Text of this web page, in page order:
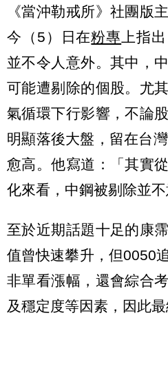
《當沖勒戒所》社團版
今（5）日在粉專 上指
並不令人意外。其中，
可能遭剔除的個股。尤
氣循環下行影響，不論
明顯落後大盤，留在台
愈高。他寫道：「其實
化來看，中鋼被剔除並不
至於近期話題十足的康
值曾快速攀升，但0050
非單看漲幅，還會綜合
及穩定度等因素，因此最